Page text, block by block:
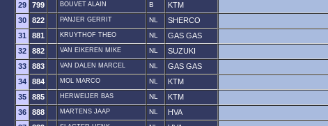
29 799 BOUVET ALAIN B KTM
30 822 PANJER GERRIT NL SHERCO
31 881 KRUYTHOF THEO NL GAS GAS
32 882 VAN EIKEREN MIKE NL SUZUKI
33 883 VAN DALEN MARCEL NL GAS GAS
34 884 MOL MARCO NL KTM
35 885 HERWEIJER BAS NL KTM
36 888 MARTENS JAAP NL HVA